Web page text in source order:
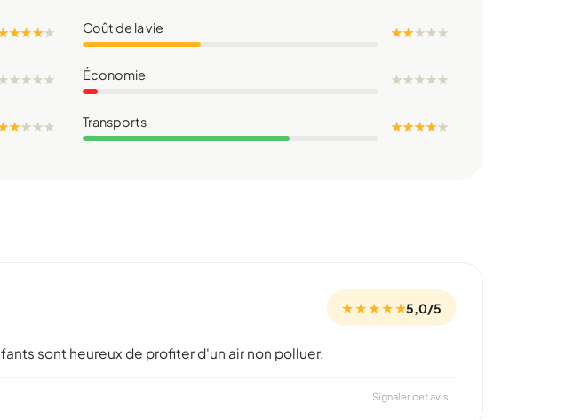
★ ★ ★★ Coût de la vie ★ ★★★★
★★★★ Économie ★★★★★
★★★★ Transports ★ ★ ★ ★★
★ ★ ★ ★ ★5,0/5
sont heureux de profiter d'un air non polluer.
Signaler cet avis